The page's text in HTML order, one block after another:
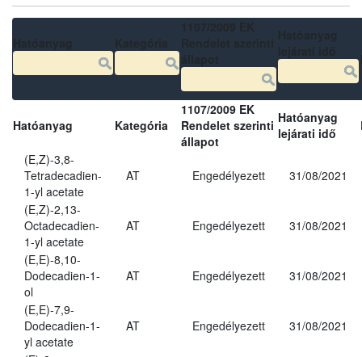
Hatóanyag Kategória
1107/2009 EK
Rendelet szerinti
állapot
Hatóanyag
lejárati idő
(E,Z)-3,8-
Tetradecadien-
1-yl acetate
AT Engedélyezett 31/08/2021
(E,Z)-2,13-
Octadecadien-
1-yl acetate
AT Engedélyezett 31/08/2021
(E,E)-8,10-
Dodecadien-1-
ol
AT Engedélyezett 31/08/2021
(E,E)-7,9-
Dodecadien-1-
yl acetate
AT Engedélyezett 31/08/2021